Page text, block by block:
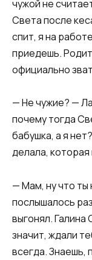
чужой не
Света после
спит, я на
приедешь.
официально
​— Не чужие? —
почему тогда
бабушка, а я
делала,
​— Мам, ну что ты
послышалось
выгонял. Галина
значит, ждали
всегда. Знаешь,